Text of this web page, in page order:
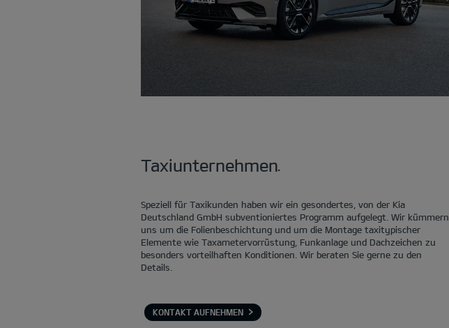
Taxiunternehmen.
Speziell für Taxikunden haben wir ein gesondertes, von der Kia
Deutschland GmbH subventioniertes Programm aufgelegt. Wir kümmern
uns um die Folienbeschichtung und um die Montage taxitypischer
Elemente wie Taxametervorrüstung, Funkanlage und Dachzeichen zu
besonders vorteilhaften Konditionen. Wir beraten Sie gerne zu den
Details.
KONTAKT AUFNEHMEN